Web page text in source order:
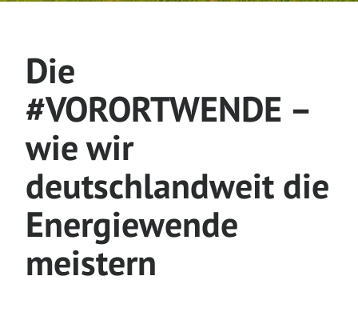
Die
#VORORTWENDE –
wie wir
deutschlandweit die
Energiewende
meistern